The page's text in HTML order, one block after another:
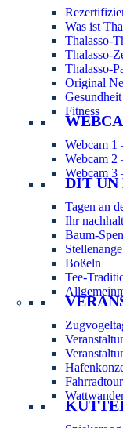
Was ist
Thalasso-
Thalasso-
Thalasso-
Original
Gesundheit
Fitness
Webcam 1
Webcam 2
Webcam 3
DIT UN
Tagen an
Ihr
Baum-
Boßeln
Tee-